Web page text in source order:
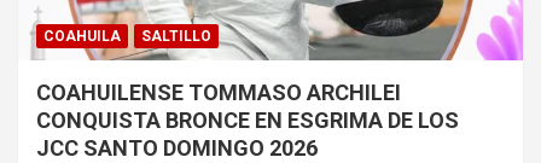
COAHUILA SALTILLO
COAHUILENSE TOMMASO ARCHILEI
CONQUISTA BRONCE EN ESGRIMA DE LOS
JCC SANTO DOMINGO 2026